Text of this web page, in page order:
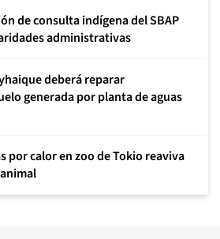
de consulta indígena del SBAP
administrativas
deberá reparar
generada por planta de aguas
por calor en zoo de Tokio reaviva